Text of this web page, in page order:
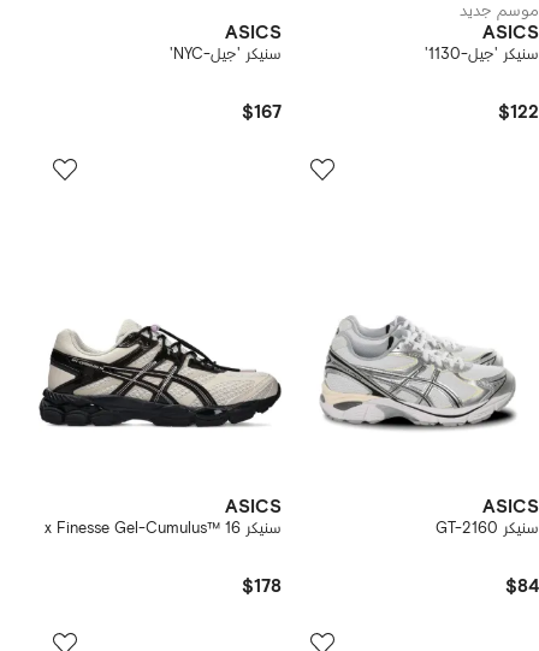
موسم جديد
ASICS
سنيكر 'جيل-1130'
$122
ASICS
سنيكر 'جيل-NYC'
$167
ASICS
سنيكر GT-2160
$84
ASICS
سنيكر x Finesse Gel-Cumulus™ 16
$178